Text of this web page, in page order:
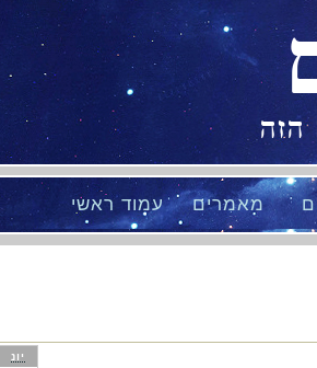
הזה
עמוד ראשי מאמרים
יונ